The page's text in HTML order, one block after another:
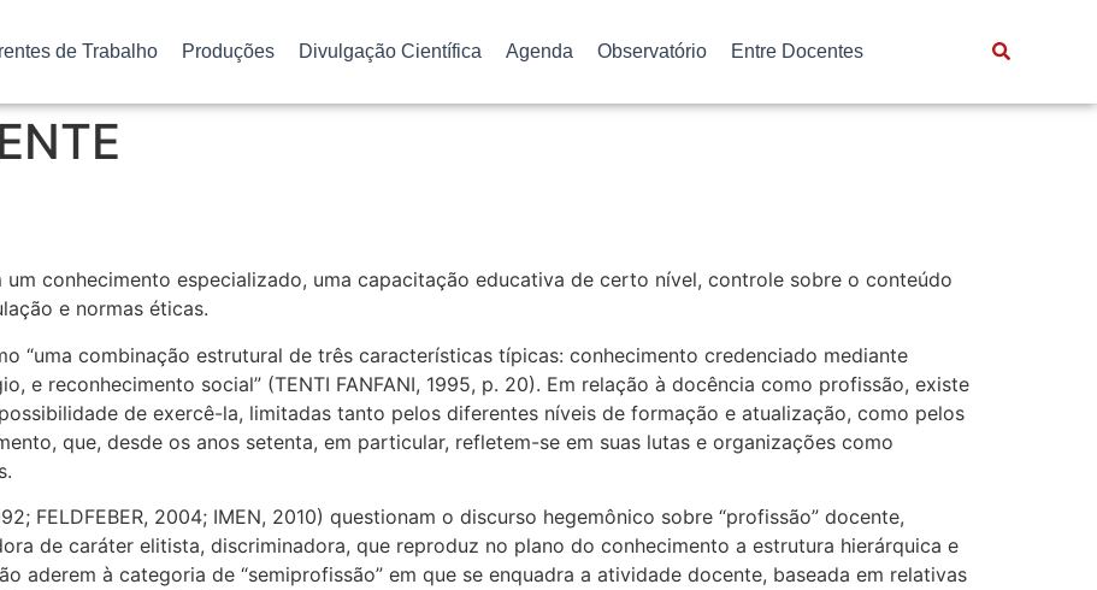
de Trabalho Produções Divulgação Científica Agenda Observatório Entre Docentes
conhecimento especializado, uma capacitação educativa de certo nível, controle sobre o conteúdo
e normas éticas.
“uma combinação estrutural de três características típicas: conhecimento credenciado mediante
e reconhecimento social” (TENTI FANFANI, 1995, p. 20). Em relação à docência como profissão, existe
de exercê-la, limitadas tanto pelos diferentes níveis de formação e atualização, como pelos
que, desde os anos setenta, em particular, refletem-se em suas lutas e organizações como
FELDFEBER, 2004; IMEN, 2010) questionam o discurso hegemônico sobre “profissão” docente,
de caráter elitista, discriminadora, que reproduz no plano do conhecimento a estrutura hierárquica e
aderem à categoria de “semiprofissão” em que se enquadra a atividade docente, baseada em relativas